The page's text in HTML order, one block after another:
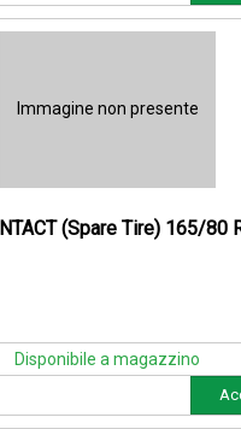
Immagine non presente
(Spare Tire) 165/80
Disponibile a magazzino